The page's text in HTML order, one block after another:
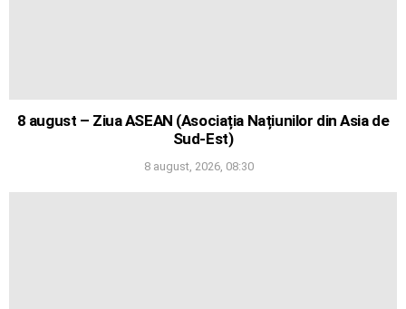
8 august – Ziua ASEAN (Asociația Națiunilor din Asia de
Sud-Est)
8 august, 2026, 08:30